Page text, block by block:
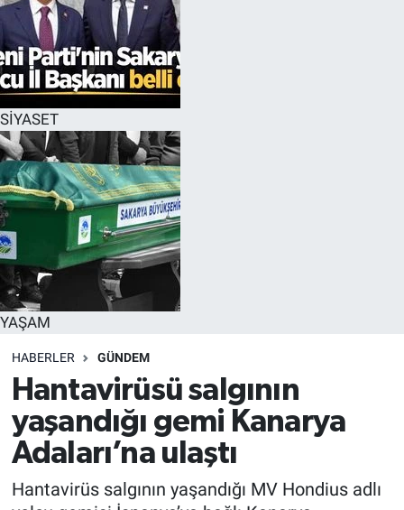
SİYASET
YAŞAM
HABERLER GÜNDEM
Hantavirüsü salgının
yaşandığı gemi Kanarya
Adaları’na ulaştı
Hantavirüs salgının yaşandığı MV Hondius adlı